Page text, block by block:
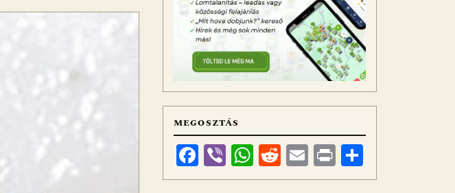
MEGOSZTÁS
Facebook
ViberWhatsApp
Reddit
Email
Print
meg